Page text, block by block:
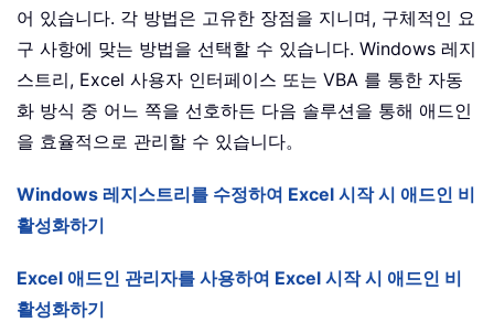
어 있습니다. 각 방법은 고유한 장점을 지니며, 구체적인 요
구 사항에 맞는 방법을 선택할 수 있습니다. Windows 레지
스트리, Excel 사용자 인터페이스 또는 VBA 를 통한 자동
화 방식 중 어느 쪽을 선호하든 다음 솔루션을 통해 애드인
을 효율적으로 관리할 수 있습니다。
Windows 레지스트리를 수정하여 Excel 시작 시 애드인 비
활성화하기
Excel 애드인 관리자를 사용하여 Excel 시작 시 애드인 비
활성화하기